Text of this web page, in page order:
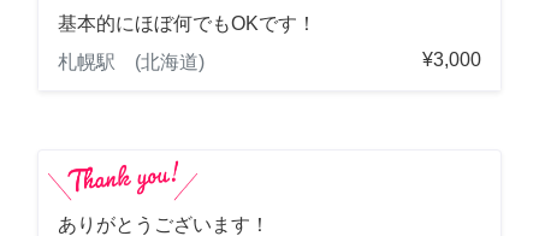
基本的にほぼ何でもOKです！
札幌駅 (北海道)
¥3,000
ありがとうございます！